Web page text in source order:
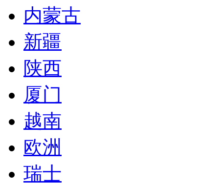
内蒙古
新疆
陕西
厦门
越南
欧洲
瑞士